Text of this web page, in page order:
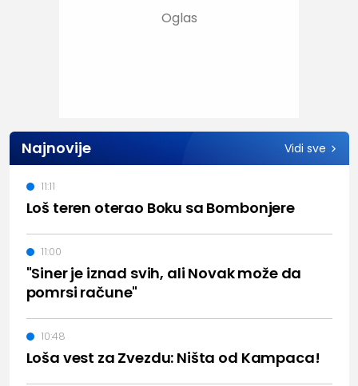
Najnovije Vidi sve
Loš teren oterao Boku sa Bombonjere
11:11
"Siner je iznad svih, ali Novak može da
pomrsi račune"
11:00
Loša vest za Zvezdu: Ništa od Kampaca!
10:48